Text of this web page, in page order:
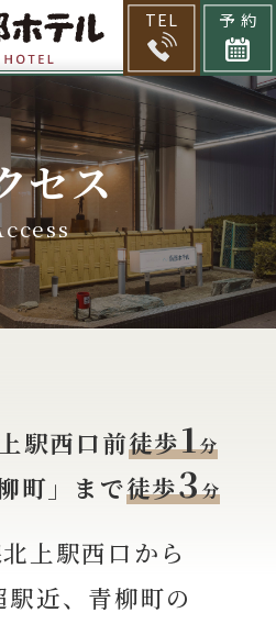
TEL 予 約
セス
駅西口前徒歩1分
町」まで徒歩3分
上駅西口から
近、青柳町の